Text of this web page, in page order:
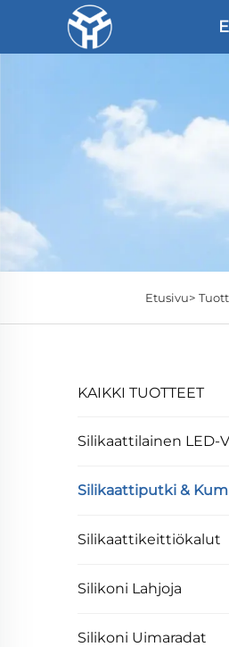
Etusivu>
KAIKKI TUOTTEET
Silikaattilainen LED-
Silikaattiputki &
Silikaattikeittiökalut
Silikoni Lahjoja
Silikoni Uimaradat